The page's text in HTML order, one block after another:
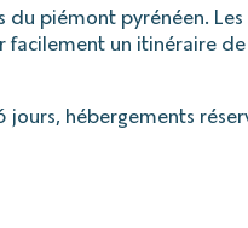
du piémont pyrénéen. Les
facilement un itinéraire de
jours, hébergements